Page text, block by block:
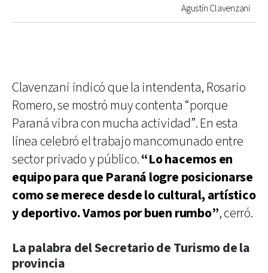
Agustín Clavenzani
Clavenzani indicó que la intendenta, Rosario
Romero, se mostró muy contenta “porque
Paraná vibra con mucha actividad”. En esta
línea celebró el trabajo mancomunado entre
sector privado y público.“Lo hacemos en
equipo para que Paraná logre posicionarse
como se merece desde lo cultural, artístico
y deportivo. Vamos por buen rumbo”, cerró.
La palabra del Secretario de Turismo de la
provincia